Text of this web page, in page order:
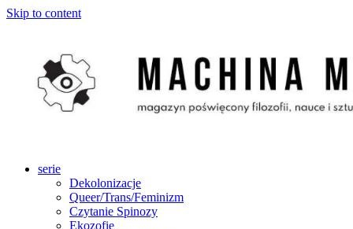
Skip to content
serie
Dekolonizacje
Queer/Trans/Feminizm
Czytanie Spinozy
Ekozofie